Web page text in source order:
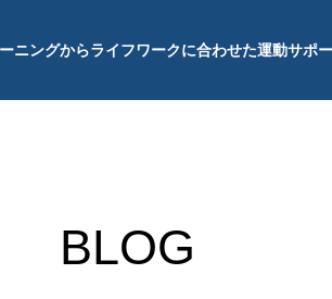
ニングからライフワークに合わせた運動サポ
BLOG